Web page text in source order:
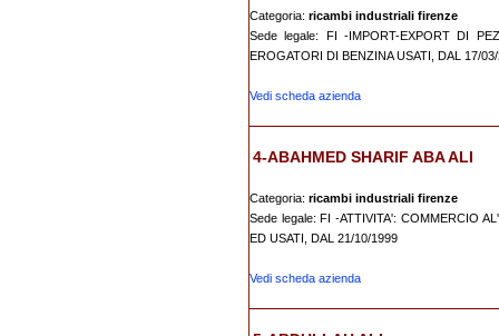
Categoria: ricambi industriali firenze
Sede legale: FI -IMPORT-EXPORT DI
EROGATORI DI BENZINA USATI, DAL 17/
Vedi scheda azienda
4-ABAHMED SHARIF ABA ALI
Categoria: ricambi industriali firenze
Sede legale: FI -ATTIVITA': COMMERCIO
ED USATI, DAL 21/10/1999
Vedi scheda azienda